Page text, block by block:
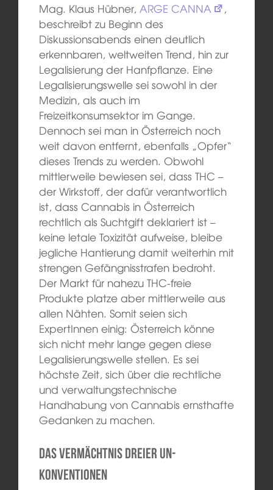
Mag. Klaus Hübner, ARGE CANNA
,
beschreibt zu Beginn des
Diskussionsabends einen deutlich
erkennbaren, weltweiten Trend, hin zur
Legalisierung der Hanfpflanze. Eine
Legalisierungswelle sei sowohl in der
Medizin, als auch im
Freizeitkonsumsektor im Gange.
Dennoch sei man in Österreich noch
weit davon entfernt, ebenfalls „Opfer“
dieses Trends zu werden. Obwohl
mittlerweile bewiesen sei, dass THC –
der Wirkstoff, der dafür verantwortlich
ist, dass Cannabis in Österreich
rechtlich als Suchtgift deklariert ist –
keine letale Toxizität aufweise, bleibe
jegliche Hantierung damit weiterhin mit
strengen Gefängnisstrafen bedroht.
Der Markt für nahezu THC-freie
Produkte platze aber mittlerweile aus
allen Nähten. Somit seien sich
ExpertInnen einig: Österreich könne
sich nicht mehr lange gegen diese
Legalisierungswelle stellen. Es sei
höchste Zeit, sich über die rechtliche
und verwaltungstechnische
Handhabung von Cannabis ernsthafte
Gedanken zu machen.
Das Vermächtnis dreier UN-
Konventionen